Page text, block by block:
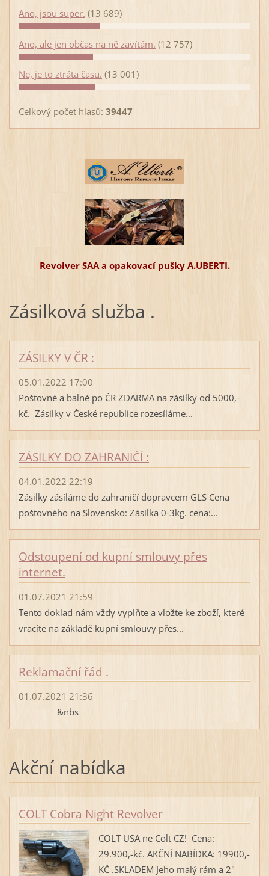
Ano, jsou super. (13 689)
Ano, ale jen občas na ně zavítám. (12 757)
Ne, je to ztráta času. (13 001)
Celkový počet hlasů: 39447
Revolver SAA a opakovací pušky A.UBERTI.
Zásilková služba .
ZÁSILKY V ČR :
05.01.2022 17:00
Poštovné a balné po ČR ZDARMA na zásilky od 5000,-
kč. Zásilky v České republice rozesíláme...
ZÁSILKY DO ZAHRANIČÍ :
04.01.2022 22:19
Zásilky zásíláme do zahraničí dopravcem GLS Cena
poštovného na Slovensko: Zásilka 0-3kg. cena:...
Odstoupení od kupní smlouvy přes
internet.
01.07.2021 21:59
Tento doklad nám vždy vyplňte a vložte ke zboží, které
vracíte na základě kupní smlouvy přes...
Reklamační řád .
01.07.2021 21:36
&nbs
Akční nabídka
COLT Cobra Night Revolver
COLT USA ne Colt CZ! Cena:
29.900,-kč. AKČNÍ NABÍDKA: 19900,-
KČ .SKLADEM Jeho malý rám a 2"